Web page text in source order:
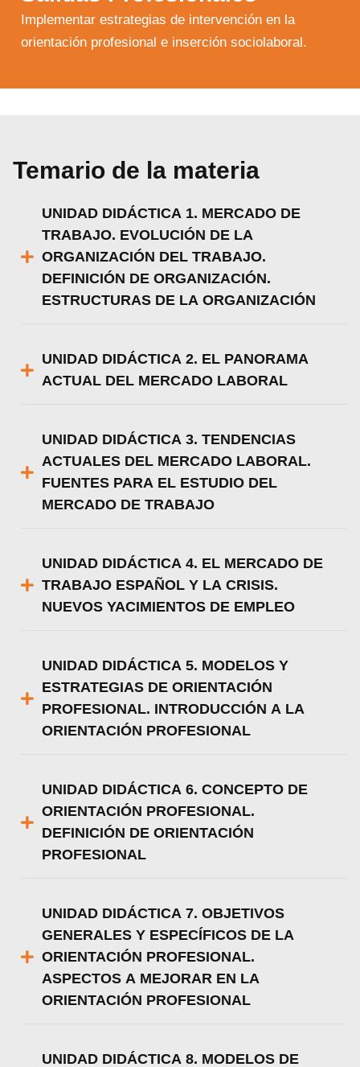
Implementar estrategias de intervención en la
orientación profesional e inserción sociolaboral.
Temario de la materia
UNIDAD DIDÁCTICA 1. MERCADO DE
TRABAJO. EVOLUCIÓN DE LA
ORGANIZACIÓN DEL TRABAJO.
DEFINICIÓN DE ORGANIZACIÓN.
ESTRUCTURAS DE LA ORGANIZACIÓN
UNIDAD DIDÁCTICA 2. EL PANORAMA
ACTUAL DEL MERCADO LABORAL
UNIDAD DIDÁCTICA 3. TENDENCIAS
ACTUALES DEL MERCADO LABORAL.
FUENTES PARA EL ESTUDIO DEL
MERCADO DE TRABAJO
UNIDAD DIDÁCTICA 4. EL MERCADO DE
TRABAJO ESPAÑOL Y LA CRISIS.
NUEVOS YACIMIENTOS DE EMPLEO
UNIDAD DIDÁCTICA 5. MODELOS Y
ESTRATEGIAS DE ORIENTACIÓN
PROFESIONAL. INTRODUCCIÓN A LA
ORIENTACIÓN PROFESIONAL
UNIDAD DIDÁCTICA 6. CONCEPTO DE
ORIENTACIÓN PROFESIONAL.
DEFINICIÓN DE ORIENTACIÓN
PROFESIONAL
UNIDAD DIDÁCTICA 7. OBJETIVOS
GENERALES Y ESPECÍFICOS DE LA
ORIENTACIÓN PROFESIONAL.
ASPECTOS A MEJORAR EN LA
ORIENTACIÓN PROFESIONAL
UNIDAD DIDÁCTICA 8. MODELOS DE